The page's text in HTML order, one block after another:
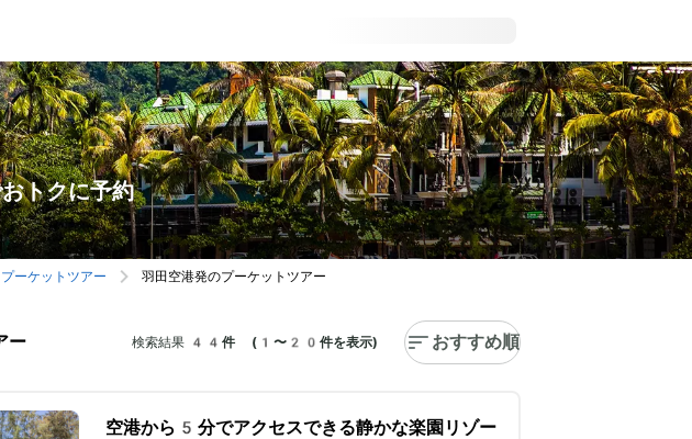
トクに予約
プーケットツアー 羽田空港発のプーケットツアー
ー 検索結果 44件 (1〜20件を表示) おすすめ順
空港から5分でアクセスできる静かな楽園リゾー